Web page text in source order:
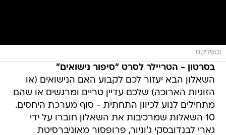
נטפליקס
בסרטון - הטריילר לסרט "סיפור נישואים"
השאלון הבא יעזור לכם לקבוע האם הנישואים (או
הזוגיות הארוכה) שלכם עדיין טריים ומרגשים או שהם
מתחילים לנוע לכיוון התחתית - סוף מערכת היחסים.
10 השאלות שמרכיבות את השאלון חוברו על ידי
גארי לבנדובסקי ג'וניור, פרופסור מאוניברסיטת